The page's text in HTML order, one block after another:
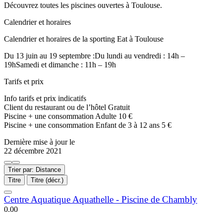
Découvrez toutes les piscines ouvertes à Toulouse.
Calendrier et horaires
Calendrier et horaires de la sporting Eat à Toulouse
Du 13 juin au 19 septembre :Du lundi au vendredi : 14h –
19hSamedi et dimanche : 11h – 19h
Tarifs et prix
Info tarifs et prix indicatifs
Client du restaurant ou de l’hôtel Gratuit
Piscine + une consommation Adulte 10 €
Piscine + une consommation Enfant de 3 à 12 ans 5 €
Dernière mise à jour le
22 décembre 2021
Trier par: Distance
Titre
Titre (décr.)
Centre Aquatique Aquathelle - Piscine de Chambly
0.00